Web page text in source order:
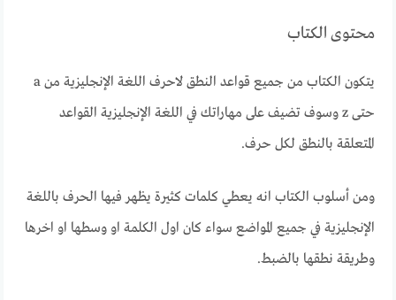
محتوى الكتاب
يتكون الكتاب من جميع قواعد النطق لاحرف اللغة الإنجليزية من a
حتى z وسوف تضيف على مهاراتك في اللغة الإنجليزية القواعد
المتعلقة بالنطق لكل حرف.
ومن أسلوب الكتاب انه يعطي كلمات كثيرة يظهر فيها الحرف باللغة
الإنجليزية في جميع المواضع سواء كان اول الكلمة او وسطها او اخرها
وطريقة نطقها بالضبط.